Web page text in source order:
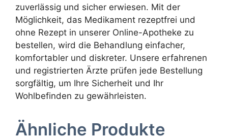
zuverlässig und sicher erwiesen. Mit der
Möglichkeit, das Medikament rezeptfrei und
ohne Rezept in unserer Online-Apotheke zu
bestellen, wird die Behandlung einfacher,
komfortabler und diskreter. Unsere erfahrenen
und registrierten Ärzte prüfen jede Bestellung
sorgfältig, um Ihre Sicherheit und Ihr
Wohlbefinden zu gewährleisten.
Ähnliche Produkte